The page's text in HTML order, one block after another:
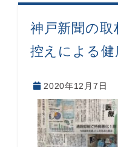
神戸新聞の
控えによる健
2020年12月7日